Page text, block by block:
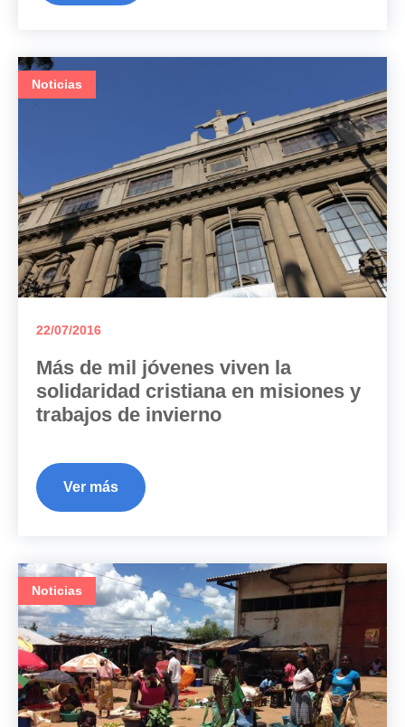
Noticias
22/07/2016
Más de mil jóvenes viven la
solidaridad cristiana en misiones y
trabajos de invierno
Ver más
Noticias